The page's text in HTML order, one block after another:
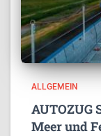
ALLGEMEIN
AUTOZUG
Meer und